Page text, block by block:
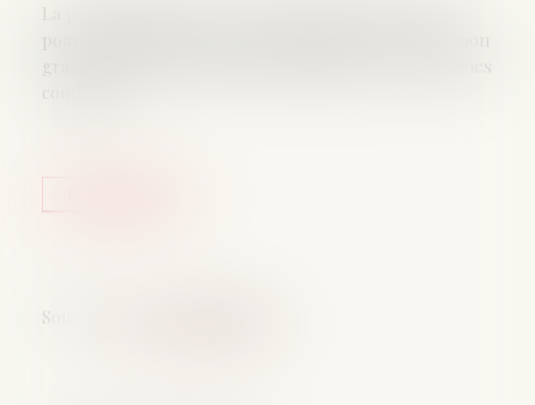
Source :
La proposition de loi crée un droit à l'aide à mourir
pour les malades majeurs condamnés par une affection
conditions...